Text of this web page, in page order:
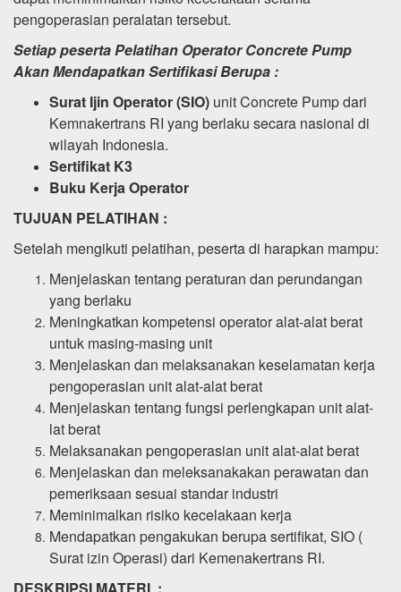
pengoperasian peralatan tersebut.
Setiap peserta Pelatihan Operator Concrete Pump
Akan Mendapatkan Sertifikasi Berupa :
Surat Ijin Operator (SIO) unit Concrete Pump dari
Kemnakertrans RI yang berlaku secara nasional di
wilayah Indonesia.
Sertifikat K3
Buku Kerja Operator
TUJUAN PELATIHAN :
Setelah mengikuti pelatihan, peserta di harapkan mampu:
Menjelaskan tentang peraturan dan perundangan
yang berlaku
Meningkatkan kompetensi operator alat-alat berat
untuk masing-masing unit
Menjelaskan dan melaksanakan keselamatan kerja
pengoperasian unit alat-alat berat
Menjelaskan tentang fungsi perlengkapan unit alat-
lat berat
Melaksanakan pengoperasian unit alat-alat berat
Menjelaskan dan meleksanakakan perawatan dan
pemeriksaan sesuai standar industri
Meminimalkan risiko kecelakaan kerja
Mendapatkan pengakukan berupa sertifikat, SIO (
Surat izin Operasi) dari Kemenakertrans RI.
DESKRIPSI MATERI :